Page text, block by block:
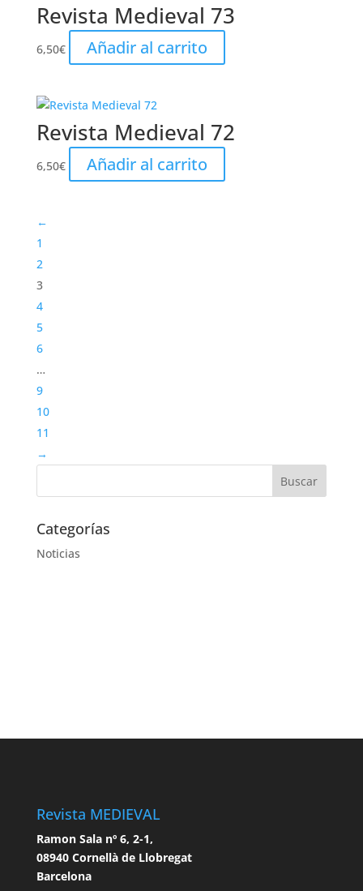
Revista Medieval 73
6,50€ Añadir al carrito
Revista Medieval 72
6,50€ Añadir al carrito
←
1
2
3
4
5
6
…
9
10
11
→
Categorías
Noticias
Revista MEDIEVAL
Ramon Sala nº 6, 2-1,
08940 Cornellà de Llobregat
Barcelona